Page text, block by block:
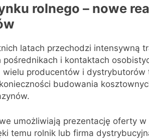
rolnego – nowe
latach przechodzi intensywną
i kontaktach
wielu producentów i
budowania
umożliwiają prezentację oferty
temu rolnik lub firma